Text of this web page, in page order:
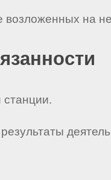
на
станции.